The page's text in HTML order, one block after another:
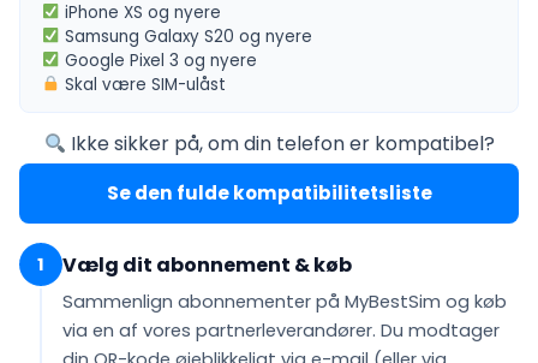
iPhone XS og nyere
Samsung Galaxy S20 og nyere
Google Pixel 3 og nyere
Skal væreSIM-ulåst
Ikke sikker på, om din telefon er kompatibel?
Se den fulde kompatibilitetsliste
1 Vælg dit abonnement & køb
Sammenlign abonnementer på MyBestSim og køb
via en af vores partnerleverandører. Du modtager